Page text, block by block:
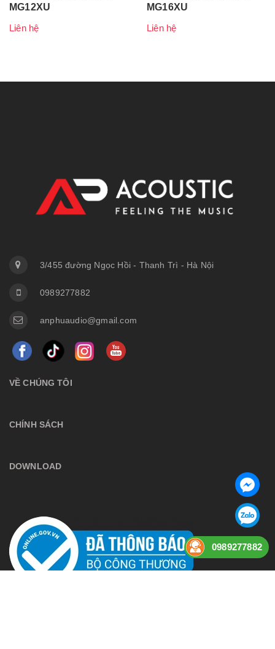
MG12XU
Liên hệ
MG16XU
Liên hệ
3/455 đường Ngọc Hồi - Thanh Trì - Hà Nội
0989277882
anphuaudio@gmail.com
VỀ CHÚNG TÔI
CHÍNH SÁCH
DOWNLOAD
0989277882